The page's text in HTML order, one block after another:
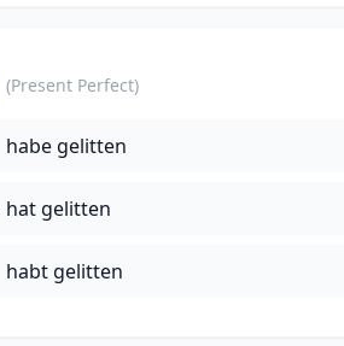
(Present Perfect)
habe gelitten
hat gelitten
habt gelitten